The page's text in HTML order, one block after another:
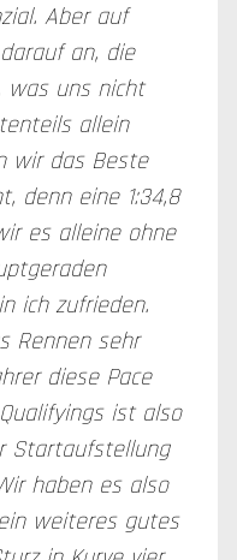
Aber auf
an, die
was uns nicht
allein
wir das Beste
denn eine 1:34,8
es alleine ohne
ich zufrieden.
Rennen sehr
diese Pace
ist also
Startaufstellung
haben es also
weiteres gutes